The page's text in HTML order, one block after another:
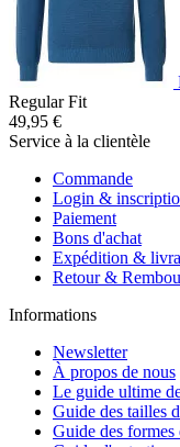
Regular Fit
49,95 €
Service à la clientèle
Commande
Login &
Paiement
Bons d'achat
Expédition &
Retour &
Informations
Newsletter
À propos de nous
Le guide ultime
Guide des tailles
Guide des formes